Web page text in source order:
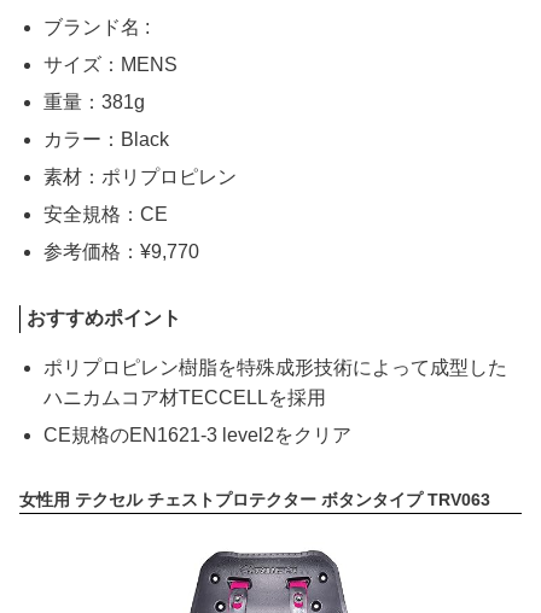
ブランド名 :
サイズ：MENS
重量：381g
カラー：Black
素材：ポリプロピレン
安全規格：CE
参考価格：¥9,770
おすすめポイント
ポリプロピレン樹脂を特殊成形技術によって成型した
ハニカムコア材TECCELLを採用
CE規格のEN1621-3 level2をクリア
女性用 テクセル チェストプロテクター ボタンタイプ TRV063